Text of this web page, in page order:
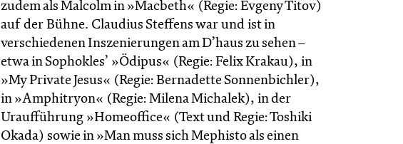
zudem als Malcolm in »Macbeth« (Regie: Evgeny Titov)
auf der Bühne. Claudius Steffens war und ist in
verschiedenen Inszenierungen am D’haus zu sehen –
etwa in Sophokles’ »Ödipus« (Regie: Felix Krakau), in
»My Private Jesus« (Regie: Bernadette Sonnenbichler),
in »Amphitryon« (Regie: Milena Michalek), in der
Uraufführung »Homeoffice« (Text und Regie: Toshiki
Okada) sowie in »Man muss sich Mephisto als einen